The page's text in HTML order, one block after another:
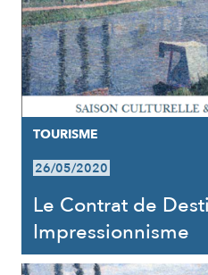
TOURISME
26/05/2020
Le Contrat de
Impressionnisme